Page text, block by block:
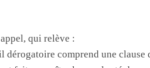
qui relève :
dérogatoire comprend une clause